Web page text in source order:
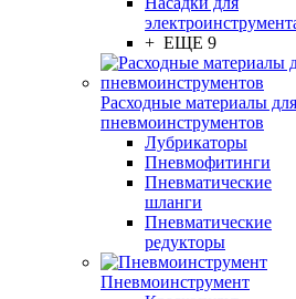
+ ЕЩЕ 9
Расходные материалы для
пневмоинструментов
Лубрикаторы
Пневмофитинги
Пневматические
шланги
Пневматические
редукторы
Пневмоинструмент